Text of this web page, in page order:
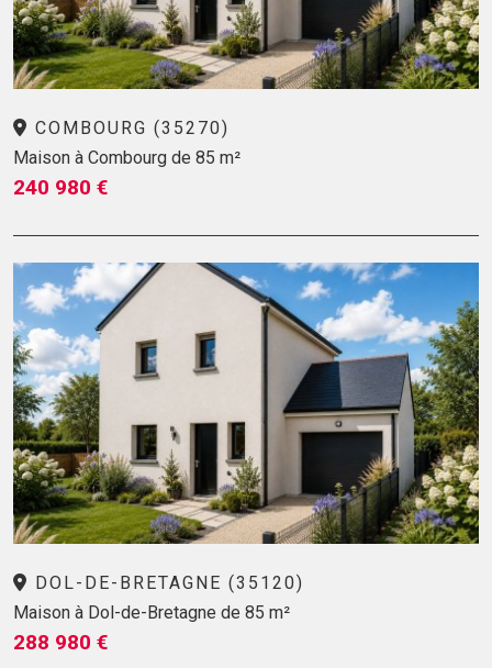
COMBOURG (35270)
Maison à Combourg de 85 m²
240 980 €
DOL-DE-BRETAGNE (35120)
Maison à Dol-de-Bretagne de 85 m²
288 980 €